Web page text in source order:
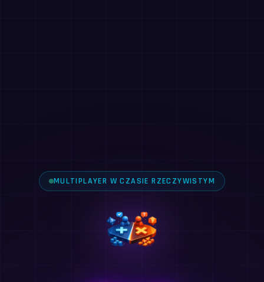
MULTIPLAYER W CZASIE RZECZYWISTYM